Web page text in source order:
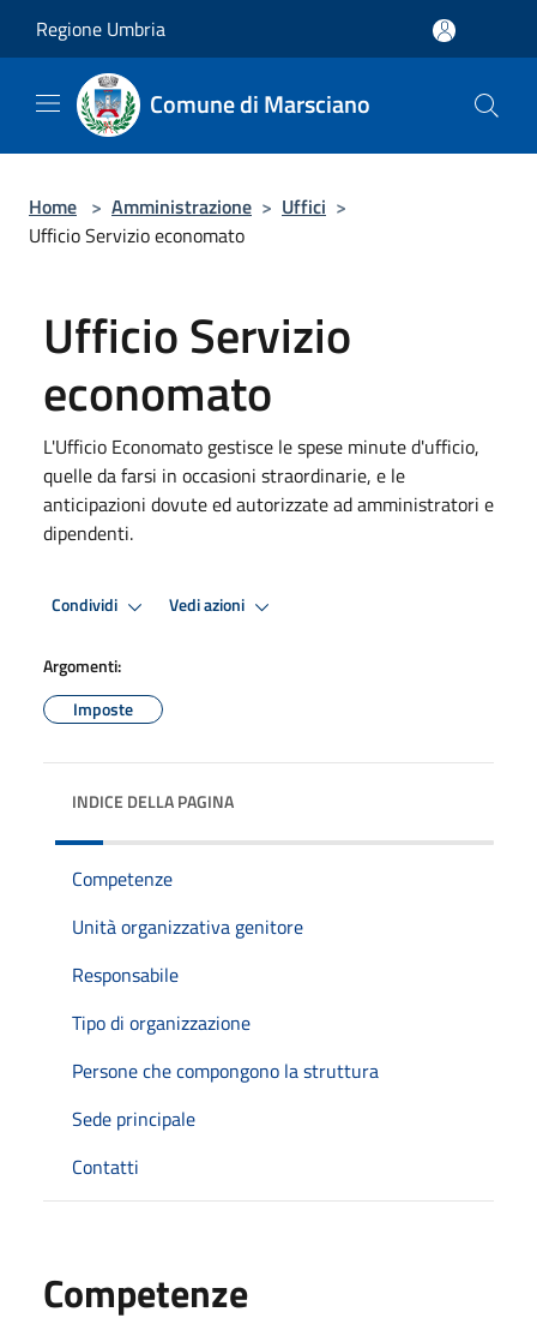
Regione Umbria
Comune di Marsciano
Home > Amministrazione > Uffici >
Ufficio Servizio economato
Ufficio Servizio
economato
L'Ufficio Economato gestisce le spese minute d'ufficio,
quelle da farsi in occasioni straordinarie, e le
anticipazioni dovute ed autorizzate ad amministratori e
dipendenti.
Condividi Vedi azioni
Argomenti:
Imposte
INDICE DELLA PAGINA
Competenze
Unità organizzativa genitore
Responsabile
Tipo di organizzazione
Persone che compongono la struttura
Sede principale
Contatti
Competenze